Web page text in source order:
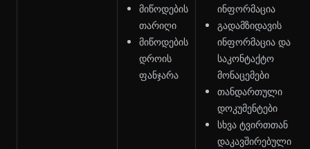
მიწოდების
თარიღი
მიწოდების
დროის
ფანჯარა
ინფორმაცია
გადამზიდავის
ინფორმაცია და
საკონტაქტო
მონაცემები
თანდართული
დოკუმენტები
სხვა ტვირთთან
დაკავშირებული